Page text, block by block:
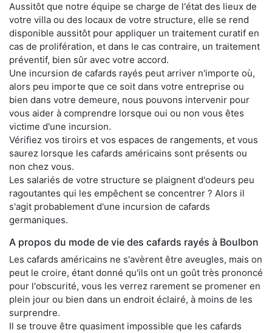
Aussitôt que notre équipe se charge de l'état des lieux de
votre villa ou des locaux de votre structure, elle se rend
disponible aussitôt pour appliquer un traitement curatif en
cas de prolifération, et dans le cas contraire, un traitement
préventif, bien sûr avec votre accord.
Une incursion de cafards rayés peut arriver n'importe où,
alors peu importe que ce soit dans votre entreprise ou
bien dans votre demeure, nous pouvons intervenir pour
vous aider à comprendre lorsque oui ou non vous êtes
victime d'une incursion.
Vérifiez vos tiroirs et vos espaces de rangements, et vous
saurez lorsque les cafards américains sont présents ou
non chez vous.
Les salariés de votre structure se plaignent d'odeurs peu
ragoutantes qui les empêchent se concentrer ? Alors il
s'agit probablement d'une incursion de cafards
germaniques.
A propos du mode de vie des cafards rayés à Boulbon
Les cafards américains ne s'avèrent être aveugles, mais on
peut le croire, étant donné qu'ils ont un goût très prononcé
pour l'obscurité, vous les verrez rarement se promener en
plein jour ou bien dans un endroit éclairé, à moins de les
surprendre.
Il se trouve être quasiment impossible que les cafards